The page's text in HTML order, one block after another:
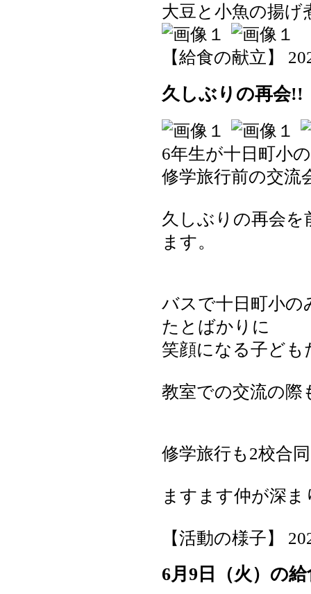
大豆と小魚の揚げ
【給食の献立】
久しぶりの再会!!
6年生が十日町小
修学旅行前の交流
久しぶりの再会を
ます。
バスで十日町小
たとばかりに
笑顔になる子ども
教室での交流の際
修学旅行も2校合
ますます仲が深
【活動の様子】
6月9日（火）の給